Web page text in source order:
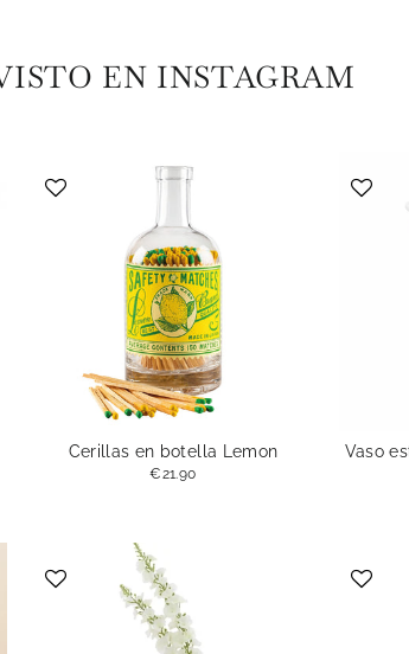
EN INSTAGRAM
Cerillas en botella Lemon
€21.90
Vaso